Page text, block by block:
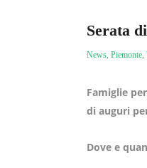
Serata
News Piemonte
Famiglie
di auguri
Dove e